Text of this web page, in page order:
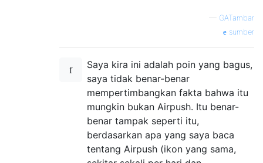
— GATambar
sumber
Saya kira ini adalah poin yang bagus,
saya tidak benar-benar
mempertimbangkan fakta bahwa itu
mungkin bukan Airpush. Itu benar-
benar tampak seperti itu,
berdasarkan apa yang saya baca
tentang Airpush (ikon yang sama,